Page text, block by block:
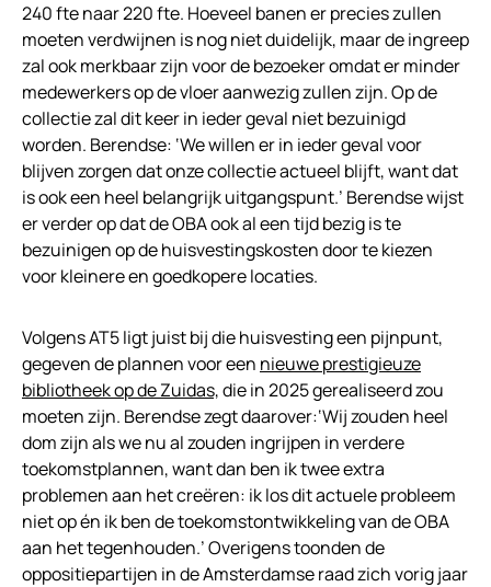
240 fte naar 220 fte. Hoeveel banen er precies zullen
moeten verdwijnen is nog niet duidelijk, maar de ingreep
zal ook merkbaar zijn voor de bezoeker omdat er minder
medewerkers op de vloer aanwezig zullen zijn. Op de
collectie zal dit keer in ieder geval niet bezuinigd
worden. Berendse: ‘We willen er in ieder geval voor
blijven zorgen dat onze collectie actueel blijft, want dat
is ook een heel belangrijk uitgangspunt.’ Berendse wijst
er verder op dat de OBA ook al een tijd bezig is te
bezuinigen op de huisvestingskosten door te kiezen
voor kleinere en goedkopere locaties.
Volgens AT5 ligt juist bij die huisvesting een pijnpunt,
gegeven de plannen voor een nieuwe prestigieuze
bibliotheek op de Zuidas,die in 2025 gerealiseerd zou
moeten zijn. Berendse zegt daarover:‘Wij zouden heel
dom zijn als we nu al zouden ingrijpen in verdere
toekomstplannen, want dan ben ik twee extra
problemen aan het creëren: ik los dit actuele probleem
niet op én ik ben de toekomstontwikkeling van de OBA
aan het tegenhouden.’ Overigens toonden de
oppositiepartijen in de Amsterdamse raad zich vorig jaar